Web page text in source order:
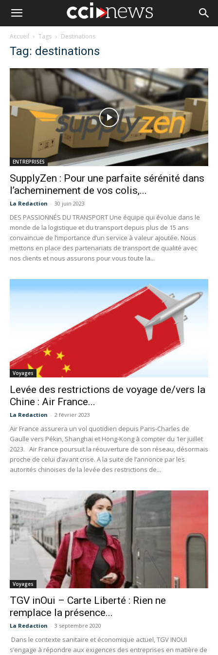
Accueil Tags Destinations
Tag: destinations
ENTREPRISES
SupplyZen : Pour une parfaite sérénité dans
l’acheminement de vos colis,...
La Redaction - 30 juin 2023
DES PASSIONNÉS DU TRANSPORT Une équipe qui évolue dans le
monde de la logistique et du transport depuis plus de 15 ans
convaincue de l’importance d’un service à valeur ajoutée. Nous
mettons en place des partenariats de transport de qualité avec
nos clients et nous assurons pour vous toute la...
Voyages
Levée des restrictions de voyage de/vers la
Chine : Air France...
La Redaction - 2 février 2023
Air France assurera un vol quotidien depuis Paris-Charles de
Gaulle vers Pékin, Shanghai et Hong-Kong à compter du 1er juillet
2023. Air France poursuit la réouverture de son réseau, désormais
proche de celui d’avant crise. A la suite de l’annonce par les
autorités chinoises de la levée des restrictions de...
Voyages
TGV inOui – Carte Liberté : Rien ne
remplace la présence...
La Redaction - 3 septembre 2020
Dans le contexte sanitaire et économique actuel, TGV INOUI
s’engage à répondre aux exigences des entreprises en matière de